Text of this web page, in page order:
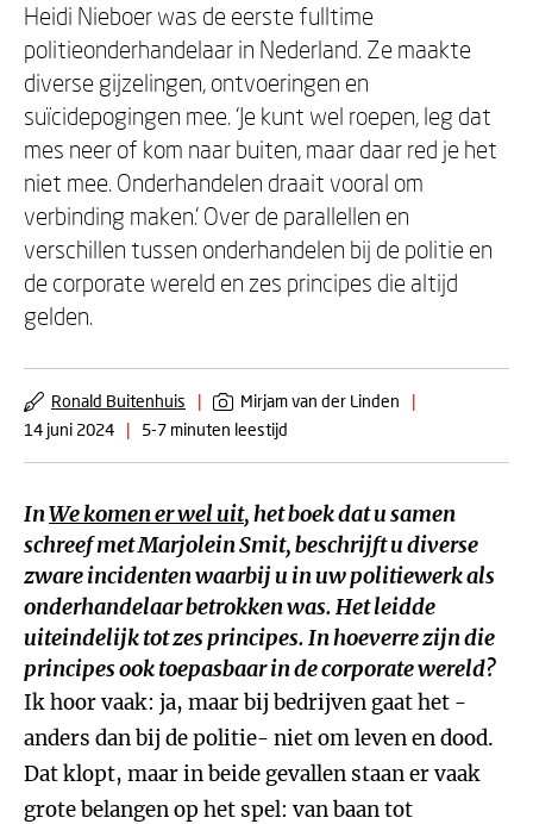
Heidi Nieboer was de eerste fulltime
politieonderhandelaar in Nederland. Ze maakte
diverse gijzelingen, ontvoeringen en
suïcidepogingen mee. ‘Je kunt wel roepen, leg dat
mes neer of kom naar buiten, maar daar red je het
niet mee. Onderhandelen draait vooral om
verbinding maken.’ Over de parallellen en
verschillen tussen onderhandelen bij de politie en
de corporate wereld en zes principes die altijd
gelden.
Ronald Buitenhuis | Mirjam van der Linden
|
14 juni 2024
| 5-7 minuten leestijd
InWe komen er wel uit, het boek dat u samen
schreef met Marjolein Smit, beschrijft u diverse
zware incidenten waarbij u in uw politiewerk als
onderhandelaar betrokken was. Het leidde
uiteindelijk tot zes principes. In hoeverre zijn die
principes ook toepasbaar in de corporate wereld?
Ik hoor vaak: ja, maar bij bedrijven gaat het -
anders dan bij de politie- niet om leven en dood.
Dat klopt, maar in beide gevallen staan er vaak
grote belangen op het spel: van baan tot